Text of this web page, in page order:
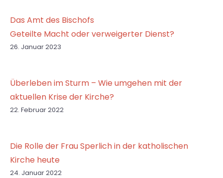
Das Amt des Bischofs
Geteilte Macht oder verweigerter Dienst?
26. Januar 2023
Überleben im Sturm – Wie umgehen mit der
aktuellen Krise der Kirche?
22. Februar 2022
Die Rolle der Frau Sperlich in der katholischen
Kirche heute
24. Januar 2022